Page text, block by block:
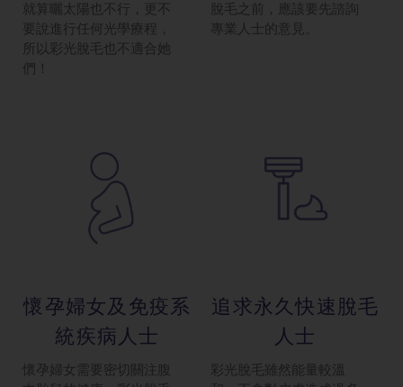
就算曬太陽也不行，更不
要說進行任何光學療程，
所以彩光脫毛也不適合她
們！
脫毛之前，應該要先諮詢
專業人士的意見。
懷孕婦女及免疫系
統疾病人士
懷孕婦女需要密切關注腹
追求永久快速脫毛
人士
彩光脫毛雖然能量較溫